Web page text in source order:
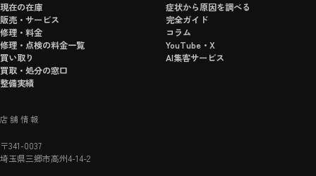
現在の在庫
販売・サービス
修理・料金
修理・点検の料金一覧
買い取り
買取・処分の窓口
整備実績
症状から原因を調べる
完全ガイド
コラム
YouTube・X
AI集客サービス
店舗情報
〒341-0037
埼玉県三郷市高州4-14-2